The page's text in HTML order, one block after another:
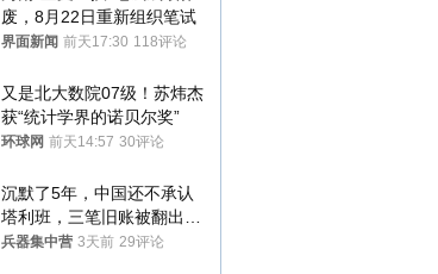
废，8月22日重新组织笔试
界面新闻 前天17:30 118评论
又是北大数院07级！苏炜杰
获“统计学界的诺贝尔奖”
环球网 前天14:57 30评论
沉默了5年，中国还不承认
塔利班，三笔旧账被翻出，
最大风险出现
兵器集中营 3天前 29评论